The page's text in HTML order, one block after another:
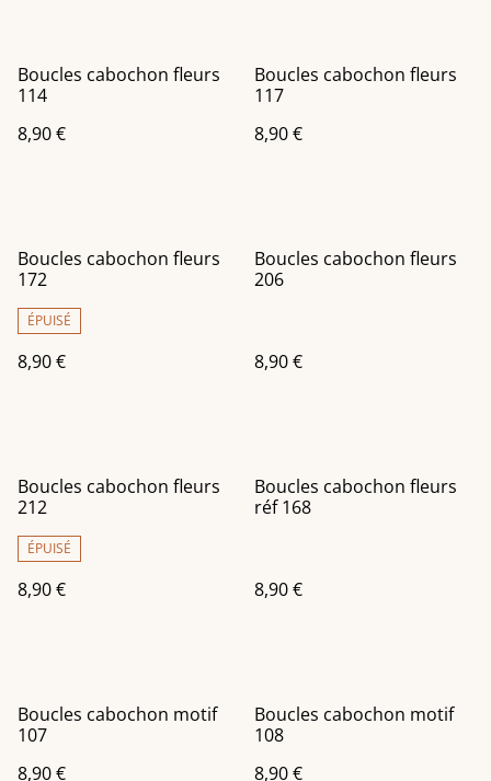
Boucles cabochon fleurs
114
8,90 €
Boucles cabochon fleurs
117
8,90 €
Boucles cabochon fleurs
172
ÉPUISÉ
8,90 €
Boucles cabochon fleurs
206
8,90 €
Boucles cabochon fleurs
212
ÉPUISÉ
8,90 €
Boucles cabochon fleurs
réf 168
8,90 €
Boucles cabochon motif
107
8,90 €
Boucles cabochon motif
108
8,90 €